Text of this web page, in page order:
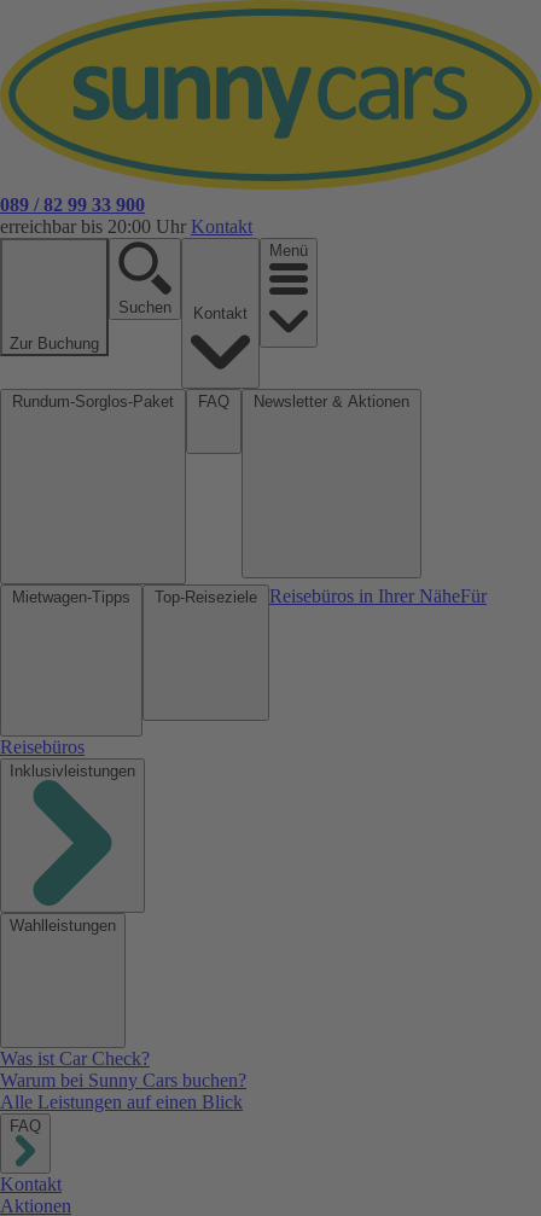
089 / 82 99 33 900
erreichbar bis 20:00 Uhr Kontakt
Zur Buchung
Suchen
Menü
Reisebüros in Ihrer NäheFür
Reisebüros
Inklusivleistungen
Wahlleistungen
Was ist Car Check?
Warum bei Sunny Cars buchen?
Alle Leistungen auf einen Blick
FAQ
Kontakt
Aktionen